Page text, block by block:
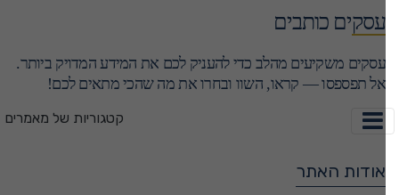
עסקים כותבים
עסקים משקיעים מהלב כדי להעניק לכם את המידע המדויק ביותר.
אל תפספסו — קראו, השוו ובחרו את מה שהכי מתאים לכם!
קטגוריות של מאמרים
אודות האתר